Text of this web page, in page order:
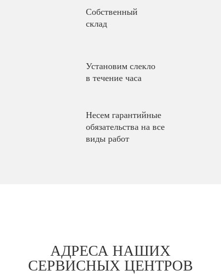
Собственный
склад
Установим слекло
в течение часа
Несем гарантийные
обязательства на все
виды работ
АДРЕСА НАШИХ
СЕРВИСНЫХ ЦЕНТРОВ